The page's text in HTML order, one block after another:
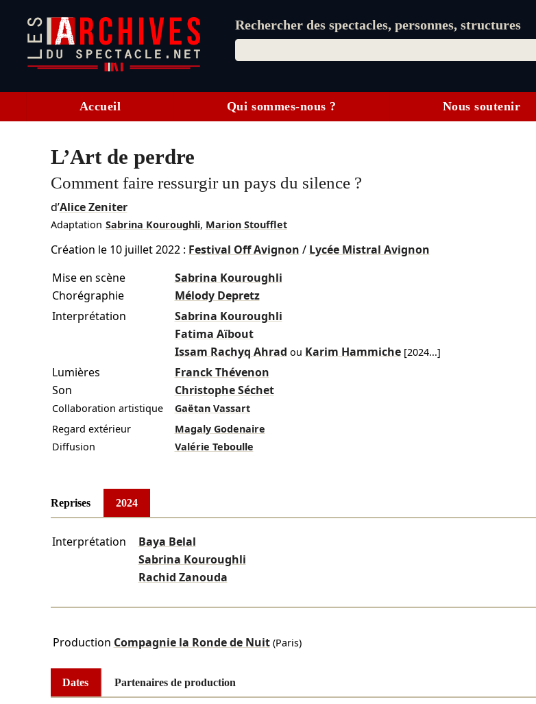
Rechercher des spectacles, personnes, structures
Accueil Qui sommes-nous ? Nous soutenir
L’Art de perdre
Comment faire ressurgir un pays du silence ?
d’Alice Zeniter
Adaptation Sabrina Kouroughli, Marion Stoufflet
Création le 10 juillet 2022: Festival Off Avignon / Lycée Mistral Avignon
Mise en scène
Sabrina Kouroughli
Chorégraphie
Mélody Depretz
Interprétation
Sabrina Kouroughli
Fatima Aïbout
Issam Rachyq Ahrad ou Karim Hammiche [2024...]
Lumières
Franck Thévenon
Son
Christophe Séchet
Collaboration artistique
Gaëtan Vassart
Regard extérieur
Magaly Godenaire
Diffusion
Valérie Teboulle
Reprises 2024
Interprétation
Baya Belal
Sabrina Kouroughli
Rachid Zanouda
Production Compagnie la Ronde de Nuit(Paris)
Dates Partenaires de production